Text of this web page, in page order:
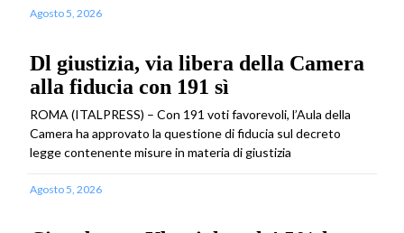
Agosto 5, 2026
Dl giustizia, via libera della Camera
alla fiducia con 191 sì
ROMA (ITALPRESS) – Con 191 voti favorevoli, l’Aula della
Camera ha approvato la questione di fiducia sul decreto
legge contenente misure in materia di giustizia
Agosto 5, 2026